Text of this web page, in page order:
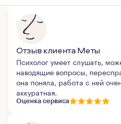
Отзыв клиента Меты
Психолог умеет слушать,
наводящие вопросы,
она поняла, работа с ней
аккуратная.
Оценка сервиса